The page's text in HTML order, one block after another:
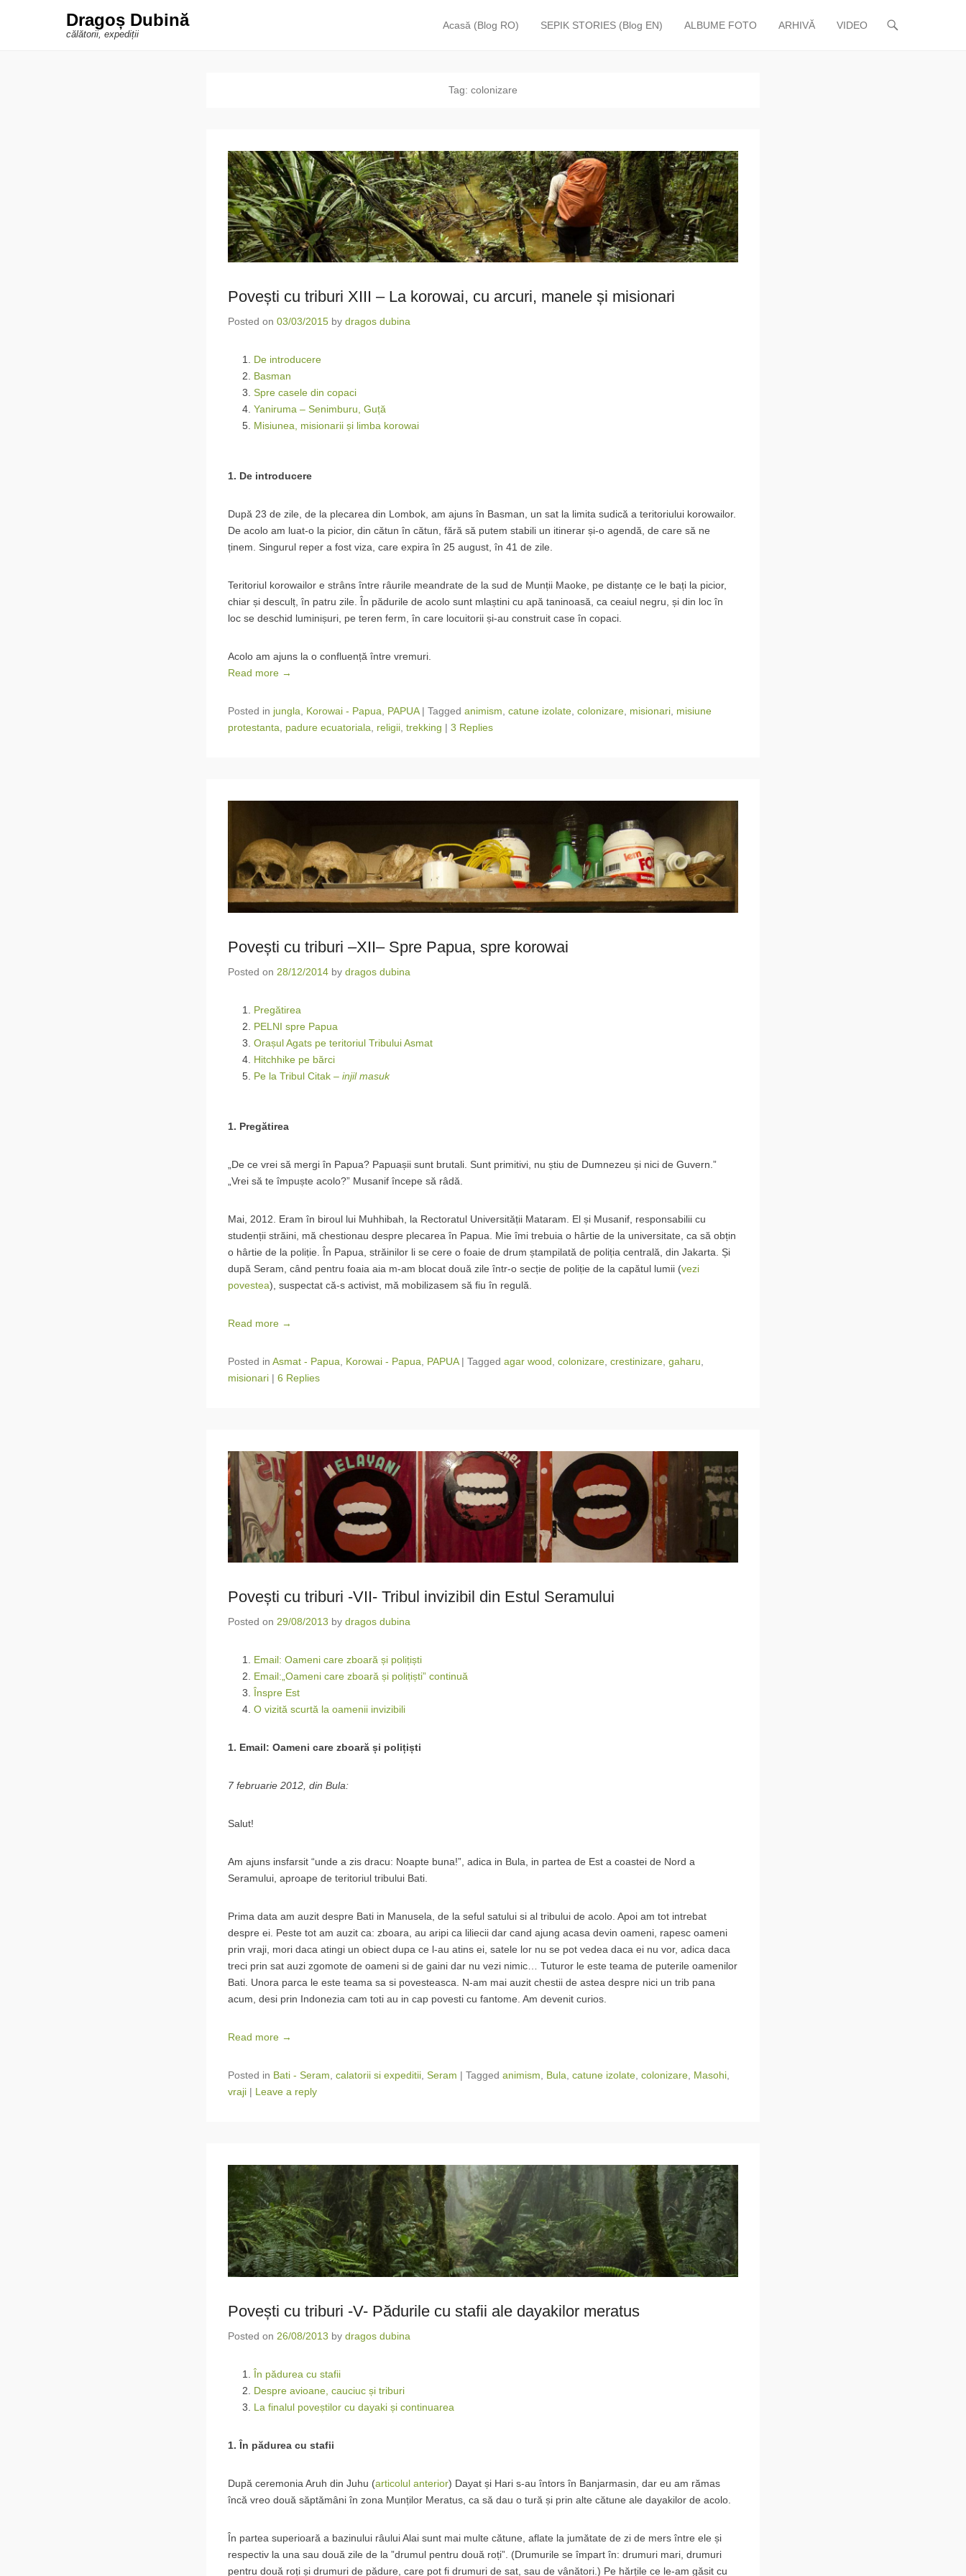
Dragoș Dubină
călătorii, expediții
Primary Menu
Skip to content
Acasă (Blog RO) SEPIK STORIES (Blog EN) ALBUME FOTO ARHIVĂ VIDEO
Tag: colonizare
Povești cu triburi XIII – La korowai, cu arcuri, manele și misionari
Posted on 03/03/2015 by dragos dubina
De introducere
Basman
Spre casele din copaci
Yaniruma – Senimburu, Guță
Misiunea, misionarii și limba korowai
1. De introducere
După 23 de zile, de la plecarea din Lombok, am ajuns în Basman, un sat la limita sudică a teritoriului korowailor.
De acolo am luat-o la picior, din cătun în cătun, fără să putem stabili un itinerar și-o agendă, de care să ne
ținem. Singurul reper a fost viza, care expira în 25 august, în 41 de zile.
Teritoriul korowailor e strâns între râurile meandrate de la sud de Munții Maoke, pe distanțe ce le bați la picior,
chiar și desculț, în patru zile. În pădurile de acolo sunt mlaștini cu apă taninoasă, ca ceaiul negru, și din loc în
loc se deschid luminișuri, pe teren ferm, în care locuitorii și-au construit case în copaci.
Acolo am ajuns la o confluență între vremuri.
Read more →
Posted in jungla, Korowai - Papua, PAPUA| Tagged animism, catune izolate, colonizare, misionari, misiune
protestanta, padure ecuatoriala, religii, trekking | 3 Replies
Povești cu triburi –XII– Spre Papua, spre korowai
Posted on 28/12/2014 by dragos dubina
Pregătirea
PELNI spre Papua
Orașul Agats pe teritoriul Tribului Asmat
Hitchhike pe bărci
Pe la Tribul Citak – injil masuk
1. Pregătirea
„De ce vrei să mergi în Papua? Papuașii sunt brutali. Sunt primitivi, nu știu de Dumnezeu și nici de Guvern.”
„Vrei să te împuște acolo?” Musanif începe să râdă.
Mai, 2012. Eram în biroul lui Muhhibah, la Rectoratul Universității Mataram. El și Musanif, responsabilii cu
studenții străini, mă chestionau despre plecarea în Papua. Mie îmi trebuia o hârtie de la universitate, ca să obțin
o hârtie de la poliție. În Papua, străinilor li se cere o foaie de drum ștampilată de poliția centrală, din Jakarta. Și
după Seram, când pentru foaia aia m-am blocat două zile într-o secție de poliție de la capătul lumii (vezi
povestea), suspectat că-s activist, mă mobilizasem să fiu în regulă.
Read more →
Posted in Asmat - Papua Korowai - Papua PAPUA| Tagged agar wood colonizare crestinizare gaharu
misionari | 6 Replies
Povești cu triburi -VII- Tribul invizibil din Estul Seramului
Posted on 29/08/2013 by dragos dubina
Email: Oameni care zboară și polițiști
Email:„Oameni care zboară și polițiști” continuă
Înspre Est
O vizită scurtă la oamenii invizibili
1. Email: Oameni care zboară și polițiști
7 februarie 2012, din Bula:
Salut!
Am ajuns insfarsit “unde a zis dracu: Noapte buna!”, adica in Bula, in partea de Est a coastei de Nord a
Seramului, aproape de teritoriul tribului Bati.
Prima data am auzit despre Bati in Manusela, de la seful satului si al tribului de acolo. Apoi am tot intrebat
despre ei. Peste tot am auzit ca: zboara, au aripi ca liliecii dar cand ajung acasa devin oameni, rapesc oameni
prin vraji, mori daca atingi un obiect dupa ce l-au atins ei, satele lor nu se pot vedea daca ei nu vor, adica daca
treci prin sat auzi zgomote de oameni si de gaini dar nu vezi nimic… Tuturor le este teama de puterile oamenilor
Bati. Unora parca le este teama sa si povesteasca. N-am mai auzit chestii de astea despre nici un trib pana
acum, desi prin Indonezia cam toti au in cap povesti cu fantome. Am devenit curios.
Read more →
Posted in Bati - Seram, calatorii si expeditii, Seram | Tagged animism, Bula, catune izolate, colonizare, Masohi,
vraji | Leave a reply
Povești cu triburi -V- Pădurile cu stafii ale dayakilor meratus
Posted on 26/08/2013 by dragos dubina
În pădurea cu stafii
Despre avioane, cauciuc și triburi
La finalul poveștilor cu dayaki și continuarea
1. În pădurea cu stafii
După ceremonia Aruh din Juhu (articolul anterior) Dayat și Hari s-au întors în Banjarmasin, dar eu am rămas
încă vreo două săptămâni în zona Munților Meratus, ca să dau o tură și prin alte cătune ale dayakilor de acolo.
În partea superioară a bazinului râului Alai sunt mai multe cătune, aflate la jumătate de zi de mers între ele și
respectiv la una sau două zile de la ”drumul pentru două roți”. (Drumurile se împart în: drumuri mari, drumuri
pentru două roți și drumuri de pădure, care pot fi drumuri de sat, sau de vânători.) Pe hărțile ce le-am găsit cu